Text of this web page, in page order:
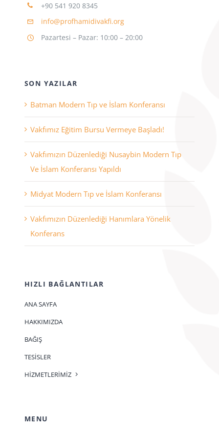
+90 541 920 8345
info@profhamidivakfi.org
Pazartesi – Pazar: 10:00 – 20:00
SON YAZILAR
Batman Modern Tıp ve İslam Konferansı
Vakfımız Eğitim Bursu Vermeye Başladı!
Vakfımızın Düzenlediği Nusaybin Modern Tıp
Ve İslam Konferansı Yapıldı
Midyat Modern Tıp ve İslam Konferansı
Vakfımızın Düzenlediği Hanımlara Yönelik
Konferans
HIZLI BAĞLANTILAR
ANA SAYFA
HAKKIMIZDA
BAĞIŞ
TESİSLER
HİZMETLERİMİZ
MENU